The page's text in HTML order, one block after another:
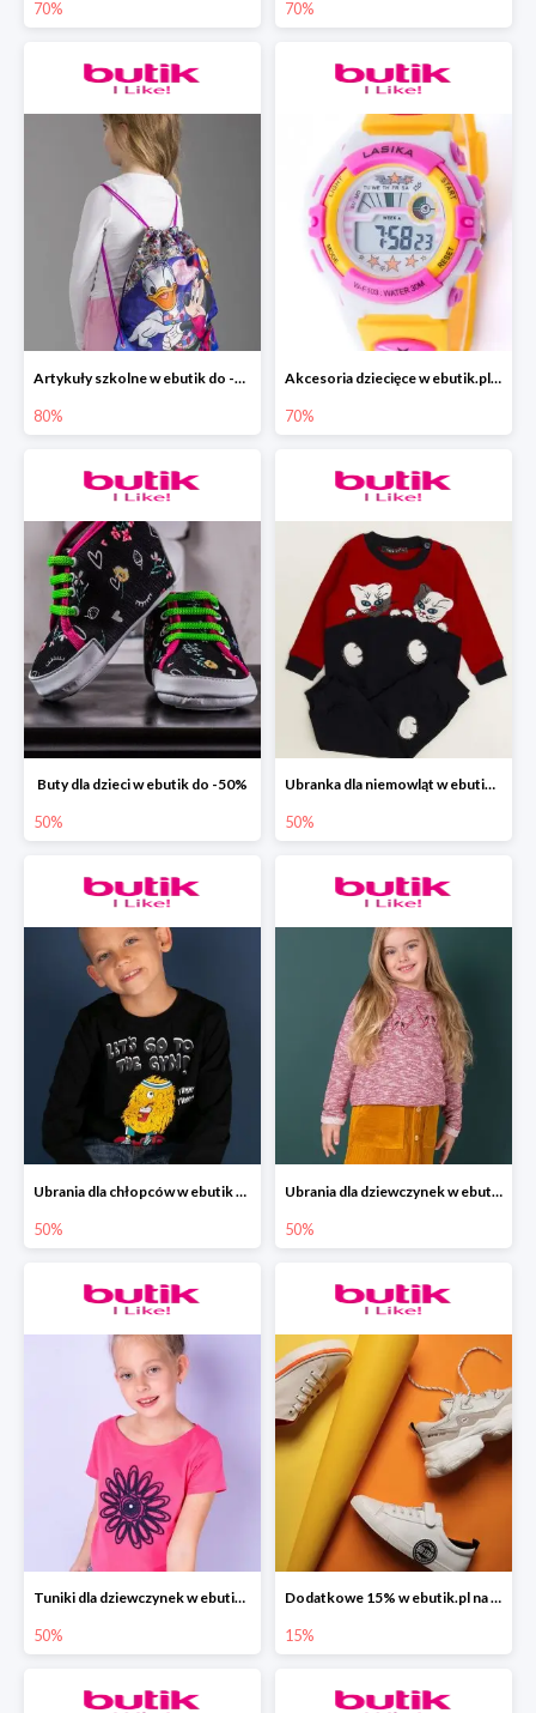
70% 70%
Artykuły szkolne w ebutik do -80%
80%
Akcesoria dziecięce w ebutik.pl do -70%
70%
Buty dla dzieci w ebutik do -50%
50%
Ubranka dla niemowląt w ebutik.pl do -50%
50%
Ubrania dla chłopców w ebutik do -50%
50%
Ubrania dla dziewczynek w ebutik do -50%
50%
Tuniki dla dziewczynek w ebutik.pl do -50%
50%
Dodatkowe 15% w ebutik.pl na całą kolekcję BIG STAR
15%